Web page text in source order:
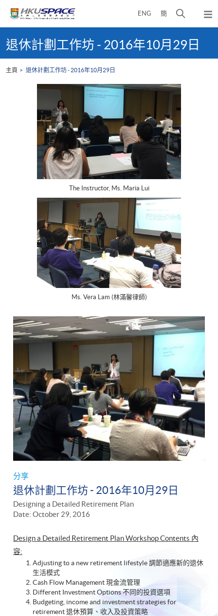
ENG 簡
開
搜
尋
彈
出
單
content
start退休計劃工作坊 - 2016年10月29日
主頁 退休計劃工作坊 - 2016年10月29日
分享
退休計劃工作坊 - 2016年10月29日
Designing a Detailed Retirement Plan
Date: October 29, 2016
Design a Detailed Retirement Plan Workshop ​Contents 內
容:
Adjusting to a new retirement lifestyle 調節適應新的退休
生活模式
Cash Flow Management 現金流管理
Different Investment Options 不同的投資選項
Budgeting, income and investment strategies for
retirement 退休預算、收入及投資策略
The Instructor, Ms. Maria Lui
Ms. Vera Lam (林滿馨律師)